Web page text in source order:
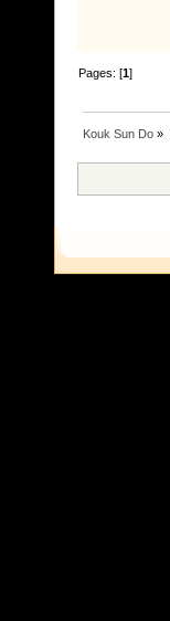
Pages: [1]
Kouk Sun Do »